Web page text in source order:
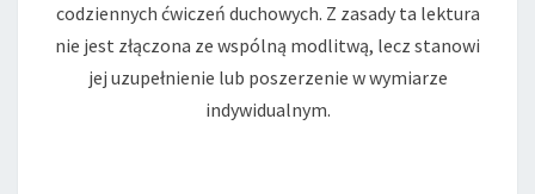
codziennych ćwiczeń duchowych. Z zasady ta lektura
nie jest złączona ze wspólną modlitwą, lecz stanowi
jej uzupełnienie lub poszerzenie w wymiarze
indywidualnym.